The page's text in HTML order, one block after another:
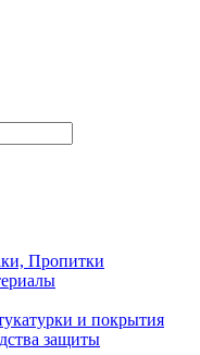
Пропитки
и покрытия
защиты